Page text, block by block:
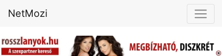
NetMozi